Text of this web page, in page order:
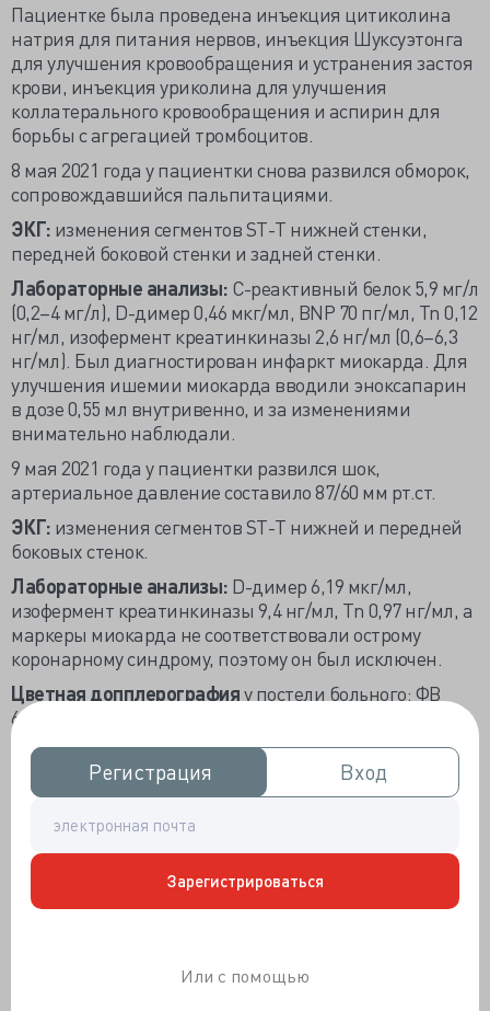
Регистрация
Регистрация Вход
Вход
Зарегистрироваться
Или с помощью
Пациентке была проведена инъекция цитиколина
натрия для питания нервов, инъекция Шуксуэтонга
для улучшения кровообращения и устранения застоя
крови, инъекция уриколина для улучшения
коллатерального кровообращения и аспирин для
борьбы с агрегацией тромбоцитов.
8 мая 2021 года у пациентки снова развился обморок,
сопровождавшийся пальпитациями.
ЭКГ: изменения сегментов ST-T нижней стенки,
передней боковой стенки и задней стенки.
Лабораторные анализы: С-реактивный белок 5,9 мг/л
(0,2–4 мг/л), D-димер 0,46 мкг/мл, BNP 70 пг/мл, Tn 0,12
нг/мл, изофермент креатинкиназы 2,6 нг/мл (0,6–6,3
нг/мл). Был диагностирован инфаркт миокарда. Для
улучшения ишемии миокарда вводили эноксапарин
в дозе 0,55 мл внутривенно, и за изменениями
внимательно наблюдали.
9 мая 2021 года у пациентки развился шок,
артериальное давление составило 87/60 мм рт.ст.
ЭКГ: изменения сегментов ST-T нижней и передней
боковых стенок.
Лабораторные анализы: D-димер 6,19 мкг/мл,
изофермент креатинкиназы 9,4 нг/мл, Tn 0,97 нг/мл, а
маркеры миокарда не соответствовали острому
коронарному синдрому, поэтому он был исключен.
Цветная допплерографияу постели больного: ФВ
65%, легочная гипертензия. Обследование венозных
кровеносных сосудов обеих нижних конечностей
показало межмышечный венозный тромбоз обеих
нижних конечностей, что указывает на возможную
Компьютерная томография: множественные
эмболии в легочной артерии и ее ветвях
поэтому была диагностирована ТЭЛА высокого риска.
(rt-PA) в дозе 50 мг/50 мл непрерывно вводили
шприцевыми помпами в течение 120 мин.